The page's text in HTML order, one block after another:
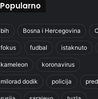
Popularno
bih Bosna i Hercegovina
fokus fudbal istaknuto
kameleon koronavirus
milorad dodik policija